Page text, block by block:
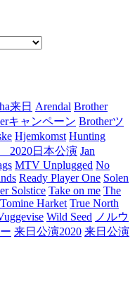
来日 Arendal Brother
キャンペーン Brotherツ
Hjemkomst Hunting
2020日本公演 Jan
MTV Unplugged No
Ready Player One Solen
Solstice Take on me The
Tomine Harket True North
Wild Seed ノルウ
来日公演2020 来日公演